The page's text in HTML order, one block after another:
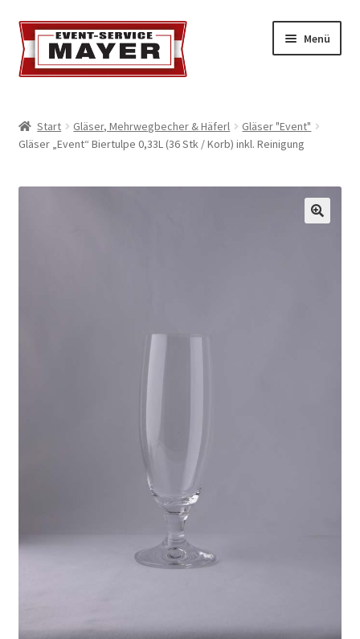
Menü
Event-Service
Standort & Öffnungszeiten
Start Gläser, Mehrwegbecher & Häferl
Gläser "Event"
Gläser „Event“ Biertulpe 0,33L (36 Stk / Korb) inkl. Reinigung